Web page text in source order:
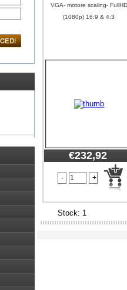
USB OTG
VGA- motore scaling- FullHD
(1080p) 16:9 & 4:3
€232,92
Stock: 1